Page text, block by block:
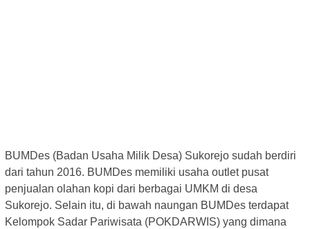
BUMDes (Badan Usaha Milik Desa) Sukorejo sudah berdiri
dari tahun 2016. BUMDes memiliki usaha outlet pusat
penjualan olahan kopi dari berbagai UMKM di desa
Sukorejo. Selain itu, di bawah naungan BUMDes terdapat
Kelompok Sadar Pariwisata (POKDARWIS) yang dimana